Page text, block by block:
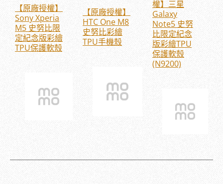
【原廠授權】
Sony Xperia
M5 史努比限
定紀念版彩繪
TPU保護軟殼
【原廠授權】
HTC One M8
史努比彩繪
TPU手機殼
權】三星
Galaxy
Note5 史努
比限定紀念
版彩繪TPU
保護軟殼
(N9200)